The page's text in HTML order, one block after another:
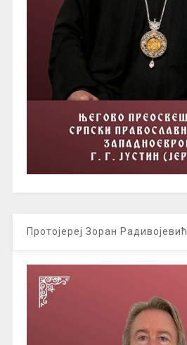
Протојереј Зоран Радивојевић